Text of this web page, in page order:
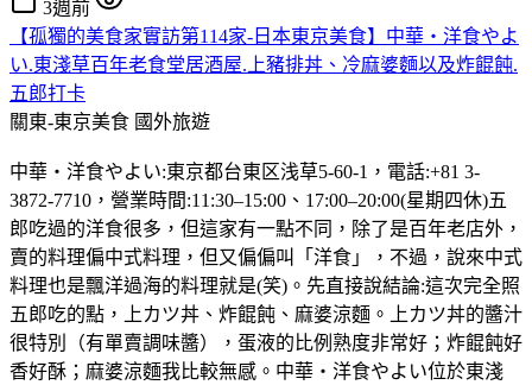
3週前
【孤獨的美食家實訪第114家-日本東京美食】中華・洋食やよ
い.東淺草百年老食堂居酒屋.上豬排丼、冷麻婆麵以及炸餛飩.
五郎打卡
關東-東京美食 國外旅遊
中華・洋食やよい:東京都台東区浅草5-60-1，電話:+81 3-
3872-7710，營業時間:11:30–15:00、17:00–20:00(星期四休)五
郎吃過的洋食很多，但這家有一點不同，除了是百年老店外，
賣的料理偏中式料理，但又偏偏叫「洋食」，不過，說來中式
料理也是飄洋過海的料理就是(笑)。先直接說結論:這次完全照
五郎吃的點，上カツ丼、炸餛飩、麻婆涼麵。上カツ丼的醬汁
很特別（有單賣調味醬），蛋液的比例熟度非常好；炸餛飩好
香好酥；麻婆涼麵我比較無感。中華・洋食やよい位於東淺